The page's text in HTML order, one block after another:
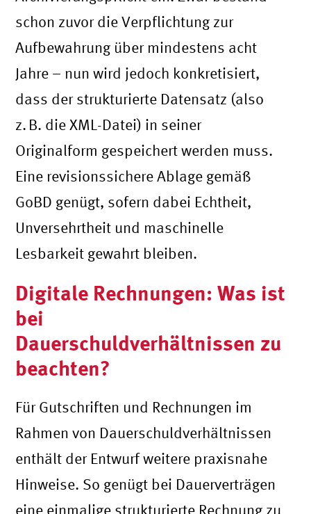
schon zuvor die Verpflichtung zur
Aufbewahrung über mindestens acht
Jahre – nun wird jedoch konkretisiert,
dass der strukturierte Datensatz (also
z. B. die XML-Datei) in seiner
Originalform gespeichert werden muss.
Eine revisionssichere Ablage gemäß
GoBD genügt, sofern dabei Echtheit,
Unversehrtheit und maschinelle
Lesbarkeit gewahrt bleiben.
Digitale Rechnungen: Was ist
bei
Dauerschuldverhältnissen zu
beachten?
Für Gutschriften und Rechnungen im
Rahmen von Dauerschuldverhältnissen
enthält der Entwurf weitere praxisnahe
Hinweise. So genügt bei Dauerverträgen
eine einmalige strukturierte Rechnung zu